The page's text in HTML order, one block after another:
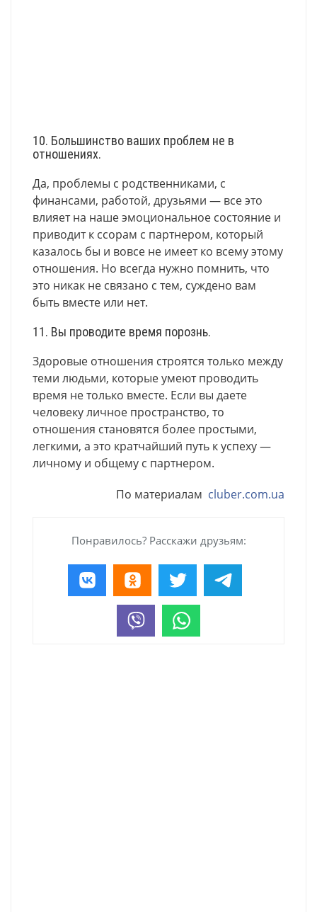
10. Большинство ваших проблем не в
отношениях.
Да, проблемы с родственниками, с
финансами, работой, друзьями — все это
влияет на наше эмоциональное состояние и
приводит к ссорам с партнером, который
казалось бы и вовсе не имеет ко всему этому
отношения. Но всегда нужно помнить, что
это никак не связано с тем, суждено вам
быть вместе или нет.
11. Вы проводите время порознь.
Здоровые отношения строятся только между
теми людьми, которые умеют проводить
время не только вместе. Если вы даете
человеку личное пространство, то
отношения становятся более простыми,
легкими, а это кратчайший путь к успеху —
личному и общему с партнером.
По материалам cluber.com.ua
Понравилось? Расскажи друзьям: